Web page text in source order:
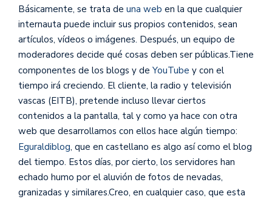
Básicamente, se trata de una web en la que cualquier
internauta puede incluir sus propios contenidos, sean
artículos, vídeos o imágenes. Después, un equipo de
moderadores decide qué cosas deben ser públicas.Tiene
componentes de los blogs y de YouTube y con el
tiempo irá creciendo. El cliente, la radio y televisión
vascas (EITB), pretende incluso llevar ciertos
contenidos a la pantalla, tal y como ya hace con otra
web que desarrollamos con ellos hace algún tiempo:
Eguraldiblog, que en castellano es algo así como el blog
del tiempo. Estos días, por cierto, los servidores han
echado humo por el aluvión de fotos de nevadas,
granizadas y similares.Creo, en cualquier caso, que esta